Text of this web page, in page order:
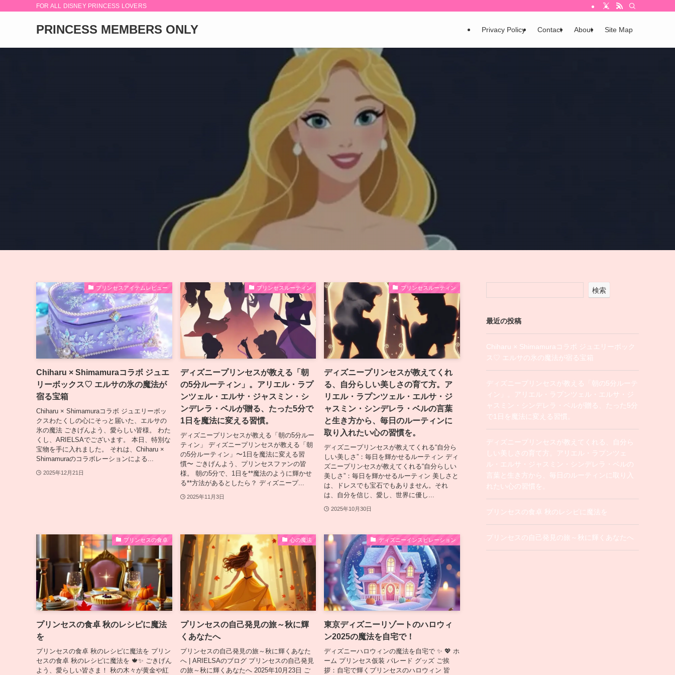
FOR ALL DISNEY PRINCESS LOVERS
PRINCESS MEMBERS ONLY Privacy Policy Contact About Site Map
プリンセスアイテムレビュー
Chiharu × Shimamuraコラボ ジュエ
リーボックス♡ エルサの氷の魔法が
宿る宝箱
Chiharu × Shimamuraコラボ ジュエリーボッ
クスわたくしの心にそっと届いた、エルサの
氷の魔法 ごきげんよう、愛らしい皆様。 わた
くし、ARIELSAでございます。 本日、特別な
宝物を手に入れました。 それは、Chiharu ×
Shimamuraのコラボレーションによる...
2025年12月21日
プリンセスルーティン
ディズニープリンセスが教える「朝
の5分ルーティン」。アリエル・ラプ
ンツェル・エルサ・ジャスミン・シ
ンデレラ・ベルが贈る、たった5分で
1日を魔法に変える習慣。
ディズニープリンセスが教える「朝の5分ルー
ティン」 ディズニープリンセスが教える「朝
の5分ルーティン」〜1日を魔法に変える習
慣〜 ごきげんよう、プリンセスファンの皆
様。 朝の5分で、1日を**魔法のように輝かせ
る**方法があるとしたら？ ディズニープ...
2025年11月3日
プリンセスルーティン
ディズニープリンセスが教えてくれ
る、自分らしい美しさの育て方。ア
リエル・ラプンツェル・エルサ・ジ
ャスミン・シンデレラ・ベルの言葉
と生き方から、毎日のルーティンに
取り入れたい心の習慣を。
ディズニープリンセスが教えてくれる“自分ら
しい美しさ”：毎日を輝かせるルーティン ディ
ズニープリンセスが教えてくれる“自分らしい
美しさ”：毎日を輝かせるルーティン 美しさと
は、ドレスでも宝石でもありません。それ
は、自分を信じ、愛し、世界に優し...
2025年10月30日
プリンセスの食卓
プリンセスの食卓 秋のレシピに魔法
を
プリンセスの食卓 秋のレシピに魔法を プリン
セスの食卓 秋のレシピに魔法を 🍁✨ ごきげん
よう、愛らしい皆さま！ 秋の木々が黄金や紅
心の魔法
プリンセスの自己発見の旅～秋に輝
くあなたへ
プリンセスの自己発見の旅～秋に輝くあなた
へ | ARIELSAのブログ プリンセスの自己発見
の旅～秋に輝くあなたへ 2025年10月23日 ご
ディズニーインスピレーション
東京ディズニーリゾートのハロウィ
ン2025の魔法を自宅で！
ディズニーハロウィンの魔法を自宅で ✨ 💖 ホ
ーム プリンセス仮装 パレード グッズ ご挨
拶：自宅で輝くプリンセスのハロウィン 皆
検索
最近の投稿
Chiharu × Shimamuraコラボ ジュエリーボック
ス♡ エルサの氷の魔法が宿る宝箱
ディズニープリンセスが教える「朝の5分ルーテ
ィン」。アリエル・ラプンツェル・エルサ・ジ
ャスミン・シンデレラ・ベルが贈る、たった5分
で1日を魔法に変える習慣。
ディズニープリンセスが教えてくれる、自分ら
しい美しさの育て方。アリエル・ラプンツェ
ル・エルサ・ジャスミン・シンデレラ・ベルの
言葉と生き方から、毎日のルーティンに取り入
れたい心の習慣を。
プリンセスの食卓 秋のレシピに魔法を
プリンセスの自己発見の旅～秋に輝くあなたへ